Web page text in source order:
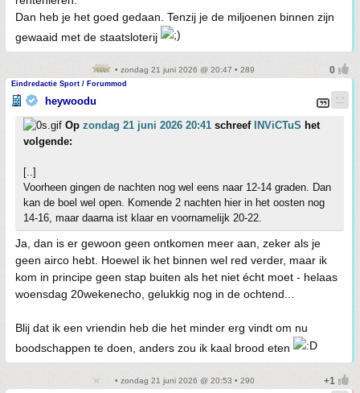
Dan heb je het goed gedaan. Tenzij je de miljoenen binnen zijn
gewaaid met de staatsloterij
• zondag 21 juni 2026 @ 20:47 • 289
Eindredactie Sport / Forummod
heywoodu
Op zondag 21 juni 2026 20:41 schreef INViCTuS het
volgende:
[..]
Voorheen gingen de nachten nog wel eens naar 12-14 graden. Dan
kan de boel wel open. Komende 2 nachten hier in het oosten nog
14-16, maar daarna ist klaar en voornamelijk 20-22.
Ja, dan is er gewoon geen ontkomen meer aan, zeker als je
geen airco hebt. Hoewel ik het binnen wel red verder, maar ik
kom in principe geen stap buiten als het niet écht moet - helaas
woensdag 20wekenecho, gelukkig nog in de ochtend...
Blij dat ik een vriendin heb die het minder erg vindt om nu
boodschappen te doen, anders zou ik kaal brood eten
• zondag 21 juni 2026 @ 20:53 • 290